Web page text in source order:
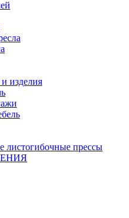
изделия
листогибочные прессы